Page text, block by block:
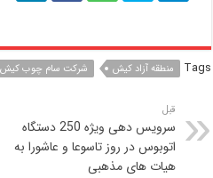
Tags منطقه آزاد كيش شرکت سام چوب کیش
قبل
سرویس دهی ویژه 250 دستگاه
اتوبوس در روز تاسوعا و عاشورا به
هیات های مذهبی